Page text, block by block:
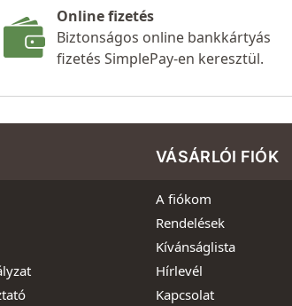
Online fizetés
Biztonságos online bankkártyás
fizetés SimplePay-en keresztül.
VÁSÁRLÓI FIÓK
A fiókom
Rendelések
Kívánságlista
Hírlevél
Kapcsolat